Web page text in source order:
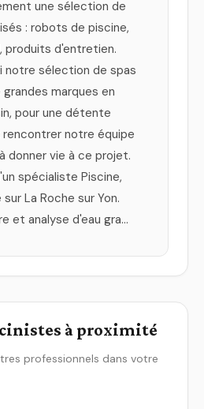
une sélection de
: robots de piscine,
produits d'entretien.
notre sélection de spas
marques en
pour une détente
rencontrer notre équipe
donner vie à ce projet.
spécialiste Piscine,
La Roche sur Yon.
et analyse d'eau gra…
à proximité
professionnels dans votre